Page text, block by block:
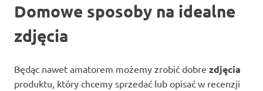
Domowe sposoby na idealne
zdjęcia
Będąc nawet amatorem możemy zrobić dobre zdjęcia
produktu, który chcemy sprzedać lub opisać w recenzji